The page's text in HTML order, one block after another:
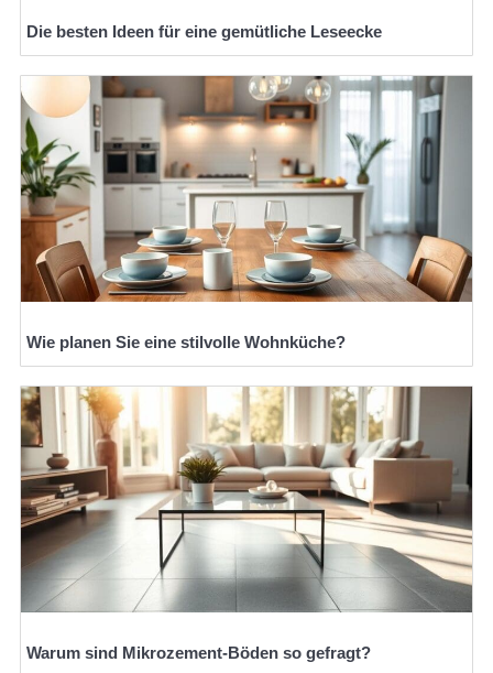
Die besten Ideen für eine gemütliche Leseecke
Wie planen Sie eine stilvolle Wohnküche?
Warum sind Mikrozement-Böden so gefragt?